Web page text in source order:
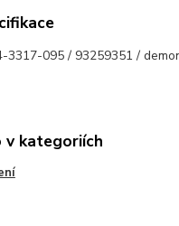
3317-095 / 93259351 /
v kategoriích